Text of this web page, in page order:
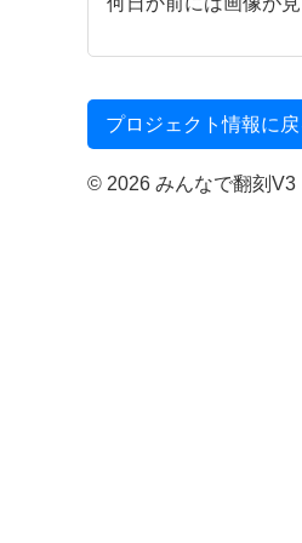
プロジェクト情報に戻
© 2026 みんなで翻刻V3